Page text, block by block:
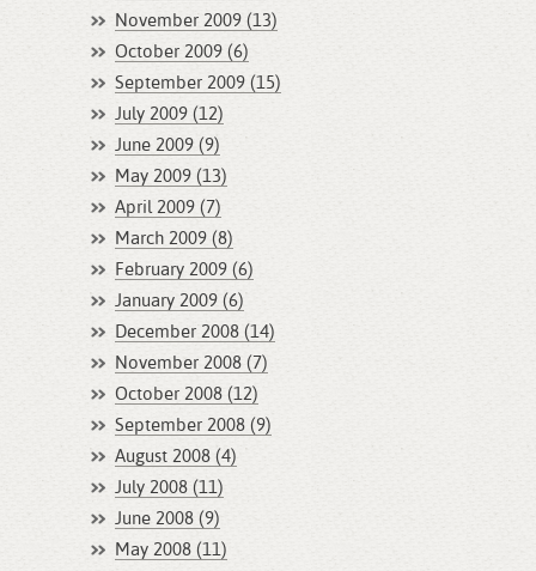
November 2009 (13)
October 2009 (6)
September 2009 (15)
July 2009 (12)
June 2009 (9)
May 2009 (13)
April 2009 (7)
March 2009 (8)
February 2009 (6)
January 2009 (6)
December 2008 (14)
November 2008 (7)
October 2008 (12)
September 2008 (9)
August 2008 (4)
July 2008 (11)
June 2008 (9)
May 2008 (11)